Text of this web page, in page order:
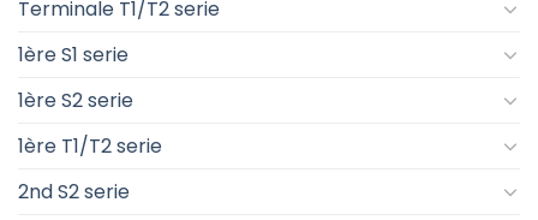
Terminale T1/T2 serie
1ère S1 serie
1ère S2 serie
1ère T1/T2 serie
2nd S2 serie